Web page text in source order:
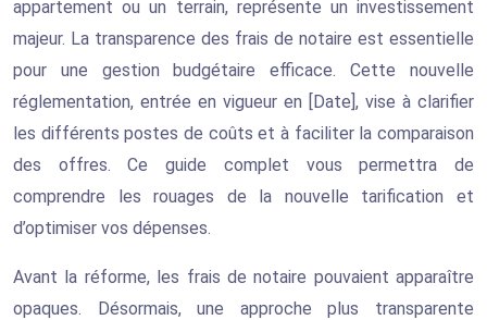
appartement ou un terrain, représente un investissement
majeur. La transparence des frais de notaire est essentielle
pour une gestion budgétaire efficace. Cette nouvelle
réglementation, entrée en vigueur en [Date], vise à clarifier
les différents postes de coûts et à faciliter la comparaison
des offres. Ce guide complet vous permettra de
comprendre les rouages de la nouvelle tarification et
d’optimiser vos dépenses.
Avant la réforme, les frais de notaire pouvaient apparaître
opaques. Désormais, une approche plus transparente